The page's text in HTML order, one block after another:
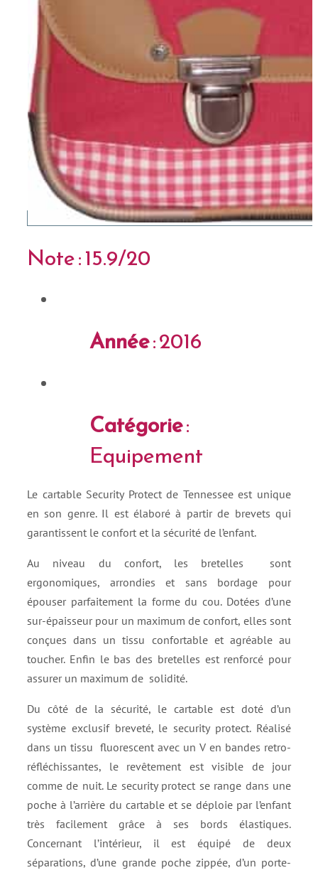
Note : 15.9/20
Année: 2016
Catégorie:
Equipement
Le cartable Security Protect de Tennessee est unique
en son genre. Il est élaboré à partir de brevets qui
garantissent le confort et la sécurité de l’enfant.
Au niveau du confort, les bretelles sont
ergonomiques, arrondies et sans bordage pour
épouser parfaitement la forme du cou. Dotées d’une
sur-épaisseur pour un maximum de confort, elles sont
conçues dans un tissu confortable et agréable au
toucher. Enfin le bas des bretelles est renforcé pour
assurer un maximum de solidité.
Du côté de la sécurité, le cartable est doté d’un
système exclusif breveté, le security protect. Réalisé
dans un tissu fluorescent avec un V en bandes retro-
réfléchissantes, le revêtement est visible de jour
comme de nuit. Le security protect se range dans une
poche à l’arrière du cartable et se déploie par l’enfant
très facilement grâce à ses bords élastiques.
Concernant l’intérieur, il est équipé de deux
séparations, d’une grande poche zippée, d’un porte-